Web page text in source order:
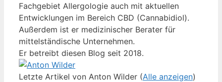
Fachgebiet Allergologie auch mit aktuellen
Entwicklungen im Bereich CBD (Cannabidiol).
Außerdem ist er medizinischer Berater für
mittelständische Unternehmen.
Er betreibt diesen Blog seit 2018.
Letzte Artikel von Anton Wilder (Alle anzeigen)